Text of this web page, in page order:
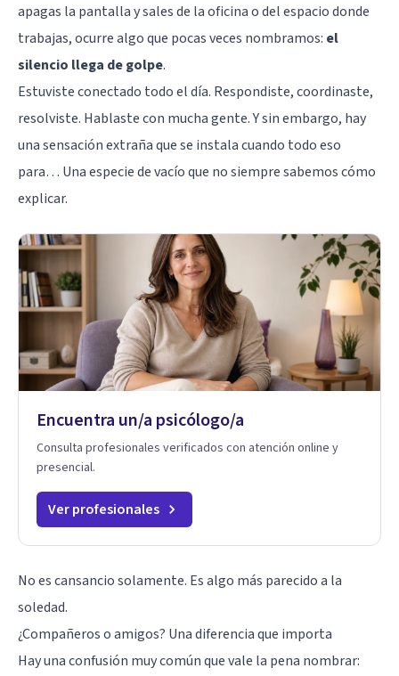
apagas la pantalla y sales de la oficina o del espacio donde
trabajas, ocurre algo que pocas veces nombramos: el
silencio llega de golpe.
Estuviste conectado todo el día. Respondiste, coordinaste,
resolviste. Hablaste con mucha gente. Y sin embargo, hay
una sensación extraña que se instala cuando todo eso
para… Una especie de vacío que no siempre sabemos cómo
explicar.
Encuentra un/a psicólogo/a
Consulta profesionales verificados con atención online y
presencial.
Ver profesionales
No es cansancio solamente. Es algo más parecido a la
soledad.
¿Compañeros o amigos? Una diferencia que importa
Hay una confusión muy común que vale la pena nombrar: